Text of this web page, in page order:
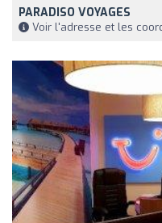
PARADISO VOYAGES
Voir l'adresse et les